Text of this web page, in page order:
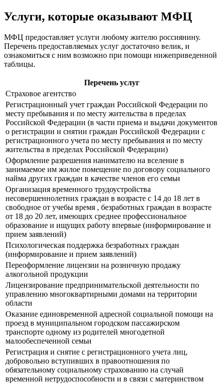
Услуги, которые оказывают МФЦ
МФЦ предоставляет услуги любому жителю россиянину.
Перечень предоставляемых услуг достаточно велик, и
ознакомиться с ним возможно при помощи нижеприведенной
таблицы.
Перечень услуг
Страховое агентство
Регистрационный учет граждан Российской Федерации по
месту пребывания и по месту жительства в пределах
Российской Федерации (в части приема и выдачи документов
о регистрации и снятии граждан Российской Федерации с
регистрационного учета по месту пребывания и по месту
жительства в пределах Российской Федерации)
Оформление разрешения нанимателю на вселение в
занимаемое им жилое помещение по договору социального
найма других граждан в качестве членов его семьи
Организация временного трудоустройства
несовершеннолетних граждан в возрасте с 14 до 18 лет в
свободное от учебы время , безработных граждан в возрасте
от 18 до 20 лет, имеющих среднее профессиональное
образование и ищущих работу впервые (информирование и
прием заявлений)
Психологическая поддержка безработных граждан
(информирование и прием заявлений)
Переоформление лицензии на розничную продажу
алкогольной продукции
Лицензирование предпринимательской деятельности по
управлению многоквартирными домами на территории
области
Оказание единовременной адресной социальной помощи на
проезд в муниципальном городском пассажирском
транспорте одному из родителей многодетной
малообеспеченной семьи
Регистрация и снятие с регистрационного учета лиц,
добровольно вступивших в правоотношения по
обязательному социальному страхованию на случай
временной нетрудоспособности и в связи с материнством